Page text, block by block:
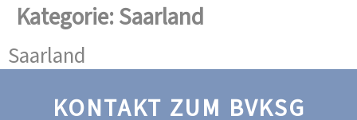
Kategorie:Saarland
Saarland
KONTAKT ZUM BVKSG